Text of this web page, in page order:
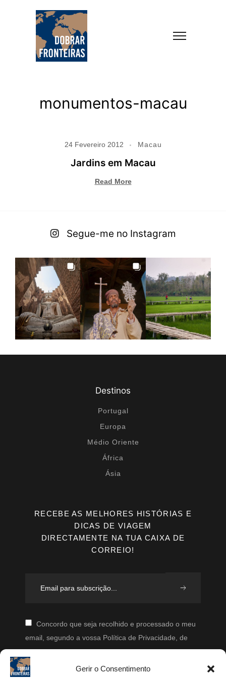
Gerir o Consentimento
monumentos-macau
24 Fevereiro 2012 Macau
Jardins em Macau
Read More
Segue-me no Instagram
Destinos
Portugal
Europa
Médio Oriente
África
Ásia
RECEBE AS MELHORES HISTÓRIAS E
DICAS DE VIAGEM
DIRECTAMENTE NA TUA CAIXA DE
CORREIO!
Concordo que seja recolhido e processado o meu
email, segundo a vossa Política de Privacidade, de
modo a que posteriormente possam enviar-me emails
periodicamente.